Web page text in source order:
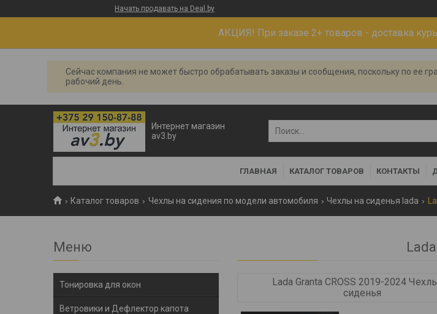
Начать продавать на Deal.by
АКЦИЯ! При заказе 2+ товаров - доставка
Сейчас компания не может быстро обрабатывать заказы и сообщения, поскольку по ее
рабочий день.
Интернет магазин
av3.by
ГЛАВНАЯ КАТАЛОГ ТОВАРОВ КОНТАКТЫ
Каталог товаров Чехлы на сидения по модели автомобиля Чехлы на сиденья lada
Lada Granta CROSS 2019-2024
сиденья
Тонировка для окон
Ветровики и Дефлектор капота